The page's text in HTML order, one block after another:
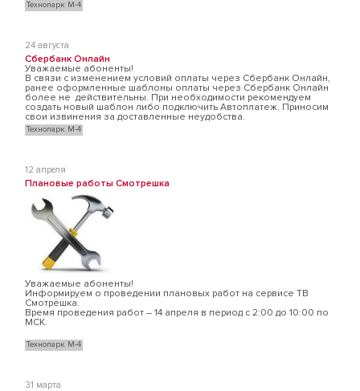
Технопарк М-4
24 августа
Сбербанк Онлайн
Уважаемые абоненты!
В связи с изменением условий оплаты через Сбербанк Онлайн,
ранее оформленные шаблоны оплаты через Сбербанк Онлайн
более не действительны. При необходимости рекомендуем
создать новый шаблон либо подключить Автоплатеж. Приносим
свои извинения за доставленные неудобства.
Технопарк М-4
12 апреля
Плановые работы Смотрешка
Уважаемые абоненты!
Информируем о проведении плановых работ на сервисе ТВ
Смотрёшка.
Время проведения работ – 14 апреля в период с 2:00 до 10:00 по
МСК.
Технопарк М-4
31 марта